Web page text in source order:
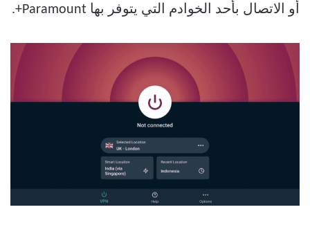
أو الاتصال بأحد الخوادم التي يتوفر بها Paramount+.